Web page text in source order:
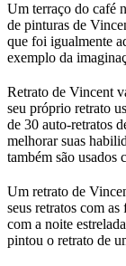
Um terraço do café
de pinturas de
que foi igualmente
exemplo da
Retrato de Vincent
seu próprio retrato
de 30 auto-retratos
melhorar suas
também são usados
Um retrato de
seus retratos com
com a noite
pintou o retrato de